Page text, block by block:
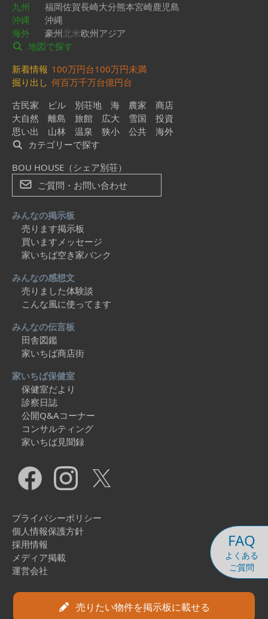
売りたい物件を掲示板に載せる
FAQ
よくある
ご質問
九州
福岡佐賀長崎大分熊本宮崎鹿児島
沖縄
沖縄
海外
豪州北米欧州アジア
地図で探す
新着情報 100万円台100万円未満
掘り出し 何百万千万台億円台
古民家
ビル 別荘地 海 農家
商店
大自然
離島 旅館 広大 雪国
投資
思い出
山林 温泉 狭小 公共
海外
カテゴリーで探す
BOU HOUSE（シェア別荘）
ご質問・お問い合わせ
みんなの掲示板
売ります掲示板
買いますメッセージ
家いちば空き家バンク
みんなの感想文
売りました体験談
こんな風に使ってます
みんなの伝言板
田舎図鑑
家いちば商店街
家いちば保健室
保健室だより
診察日誌
公開Q&Aコーナー
コンサルティング
家いちば見聞録
プライバシーポリシー
個人情報保護方針
採用情報
メディア掲載
運営会社
Copyright © 2026 Ieichiba Co., Ltd. All Rights Reserved.